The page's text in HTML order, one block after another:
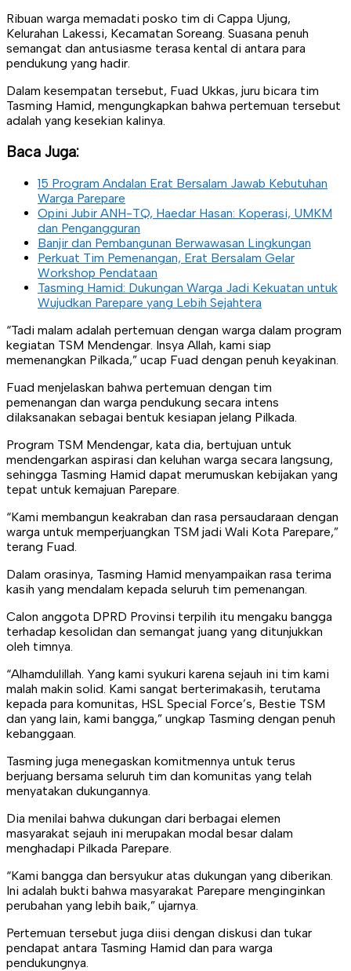
Ribuan warga memadati posko tim di Cappa Ujung,
Kelurahan Lakessi, Kecamatan Soreang. Suasana penuh
semangat dan antusiasme terasa kental di antara para
pendukung yang hadir.
Dalam kesempatan tersebut, Fuad Ukkas, juru bicara tim
Tasming Hamid, mengungkapkan bahwa pertemuan tersebut
adalah yang kesekian kalinya.
Baca Juga:
15 Program Andalan Erat Bersalam Jawab Kebutuhan
Warga Parepare
Opini Jubir ANH-TQ, Haedar Hasan: Koperasi, UMKM
dan Pengangguran
Banjir dan Pembangunan Berwawasan Lingkungan
Perkuat Tim Pemenangan, Erat Bersalam Gelar
Workshop Pendataan
Tasming Hamid: Dukungan Warga Jadi Kekuatan untuk
Wujudkan Parepare yang Lebih Sejahtera
“Tadi malam adalah pertemuan dengan warga dalam program
kegiatan TSM Mendengar. Insya Allah, kami siap
memenangkan Pilkada,” ucap Fuad dengan penuh keyakinan.
Fuad menjelaskan bahwa pertemuan dengan tim
pemenangan dan warga pendukung secara intens
dilaksanakan sebagai bentuk kesiapan jelang Pilkada.
Program TSM Mendengar, kata dia, bertujuan untuk
mendengarkan aspirasi dan keluhan warga secara langsung,
sehingga Tasming Hamid dapat merumuskan kebijakan yang
tepat untuk kemajuan Parepare.
“Kami membangun keakraban dan rasa persaudaraan dengan
warga untuk memperjuangkan TSM jadi Wali Kota Parepare,”
terang Fuad.
Dalam orasinya, Tasming Hamid menyampaikan rasa terima
kasih yang mendalam kepada seluruh tim pemenangan.
Calon anggota DPRD Provinsi terpilih itu mengaku bangga
terhadap kesolidan dan semangat juang yang ditunjukkan
oleh timnya.
“Alhamdulillah. Yang kami syukuri karena sejauh ini tim kami
malah makin solid. Kami sangat berterimakasih, terutama
kepada para komunitas, HSL Special Force’s, Bestie TSM
dan yang lain, kami bangga,” ungkap Tasming dengan penuh
kebanggaan.
Tasming juga menegaskan komitmennya untuk terus
berjuang bersama seluruh tim dan komunitas yang telah
menyatakan dukungannya.
Dia menilai bahwa dukungan dari berbagai elemen
masyarakat sejauh ini merupakan modal besar dalam
menghadapi Pilkada Parepare.
“Kami bangga dan bersyukur atas dukungan yang diberikan.
Ini adalah bukti bahwa masyarakat Parepare menginginkan
perubahan yang lebih baik,” ujarnya.
Pertemuan tersebut juga diisi dengan diskusi dan tukar
pendapat antara Tasming Hamid dan para warga
pendukungnya.